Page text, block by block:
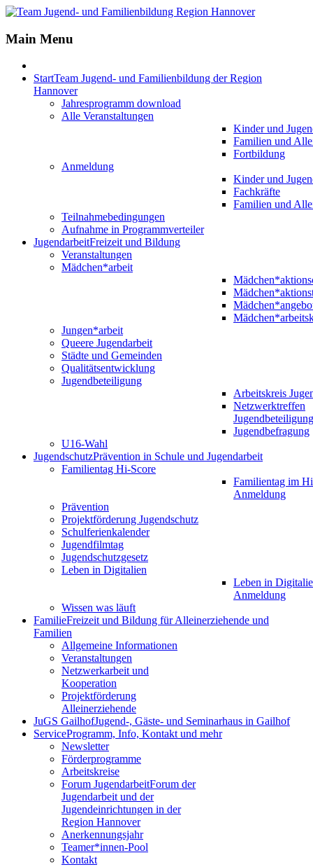
Main Menu
StartTeam Jugend- und Familienbildung der Region
Hannover
Jahresprogramm download
Alle Veranstaltungen
Kinder und
Familien und
Fortbildung
Anmeldung
Kinder und
Fachkräfte
Familien und
Teilnahmebedingungen
Aufnahme in Programmverteiler
JugendarbeitFreizeit und Bildung
Veranstaltungen
Mädchen*arbeit
Jungen*arbeit
Queere Jugendarbeit
Städte und Gemeinden
Qualitätsentwicklung
Jugendbeteiligung
Arbeitskreis
Netzwerktreffen
Jugendbeteiligung
Jugendbefragung
U16-Wahl
JugendschutzPrävention in Schule und Jugendarbeit
Familientag Hi-Score
Familientag im
Anmeldung
Prävention
Projektförderung Jugendschutz
Schulferienkalender
Jugendfilmtag
Jugendschutzgesetz
Leben in Digitalien
Leben in
Anmeldung
Wissen was läuft
FamilieFreizeit und Bildung für Alleinerziehende und
Familien
Allgemeine Informationen
Veranstaltungen
Netzwerkarbeit und
Kooperation
Projektförderung
Alleinerziehende
JuGS GailhofJugend-, Gäste- und Seminarhaus in Gailhof
ServiceProgramm, Info, Kontakt und mehr
Newsletter
Förderprogramme
Arbeitskreise
Forum JugendarbeitForum der
Jugendarbeit und der
Jugendeinrichtungen in der
Region Hannover
Anerkennungsjahr
Teamer*innen-Pool
Kontakt